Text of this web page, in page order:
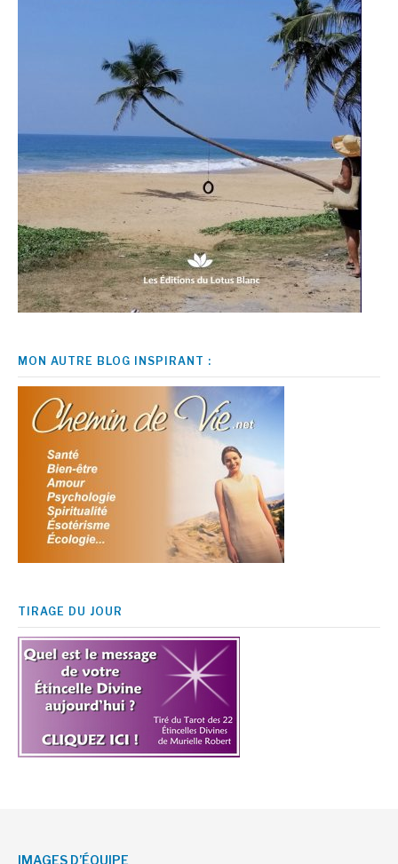
MON AUTRE BLOG INSPIRANT :
TIRAGE DU JOUR
IMAGES D’ÉQUIPE